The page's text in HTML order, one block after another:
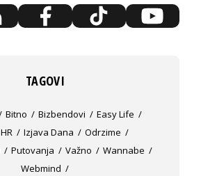
TAGOVI
Bitno Bizbendovi
Easy Life
HR Izjava Dana
Odrzime
Putovanja Važno
Wannabe
Webmind